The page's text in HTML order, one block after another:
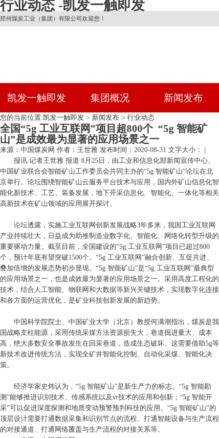
行业动态 -凯发一触即发
郑州煤炭工业（集团）有限公司欢迎您！
凯发一触即发 集团概况 新闻发布
您的当前位置:凯发一触即发 > 新闻发布 > 行业动态
全国“5g 工业互联网”项目超800个 “5g 智能矿
山”是成效最为显著的应用场景之一
来源：中国煤炭网 作者：王世雅 发布时间：2020-08-31 文字大小： |
报讯 记者王世雅 报道 8月25日，由工业和信息化部新闻宣传中心、
中国矿业联合会智能矿山工作委员会共同主办的“5g 智能矿山”论坛在北
京举行。论坛围绕智能矿山云服务平台技术与应用，国内外矿山信息化智
能化新技术、工艺、装备发展，地下开采信息化、智能化、一体化等相关
高新技术在矿山领域的应用展开探讨。
论坛透露，实施工业互联网创新发展战略3年多来，我国工业互联网
产业持续壮大，日益成为助推制造业数字化、智能化、网络化转型升级的
重要驱动力量。截至目前，全国建设的“5g 工业互联网”项目已超过800
个，预计年底有望突破1500个。“5g 工业互联网”融合创新、互促共进、
叠加倍增的发展态势初步显现。“5g 智能矿山”是“5g 工业互联网”最典型
的应用场景之一，也是成效最为显著的应用场景之一。采用高度工程化的
技术，结合人工智能、物联网和大数据等新兴关键技术，实现数字化连接
和各方面的运营优化，是矿业科技创新发展的新趋势。
中国科学院院士、中国矿业大学（北京）教授何满潮指出，煤炭是我
国战略支柱能源，采用传统采煤方法资源损失大，巷道掘进量大、成本
高，绝大多数安全事故发生在回采巷道，造成生态破坏。这需要借助5g等
新技术改进传统方法，实现全矿井智能化控制、自动化采煤、智能化决
策。
经济学家史炜认为，“5g 智能矿山”是新生产力的标志。“5g 智能勘
测”能够推进识别技术、传感系统以及vr技术的应用和创新；“5g 智能开
采”可以促进深度探测和地质变动预警预判科技的应用。“5g 智能矿山”的
顶层设计需要打通数据采集和识别节点的流程、打通智能设备与生产流程
的对接通道、打通网络覆盖与生产流程的对接关系等。